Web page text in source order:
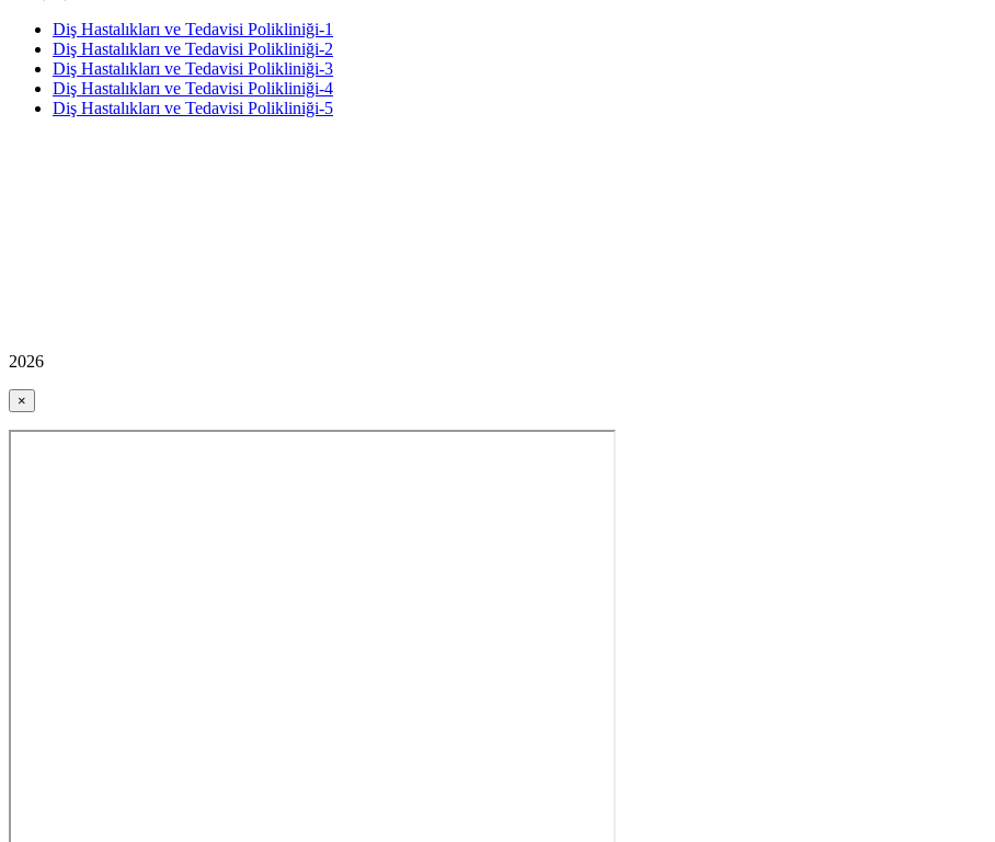
Diş Hastalıkları ve Tedavisi Polikliniği-1
Diş Hastalıkları ve Tedavisi Polikliniği-2
Diş Hastalıkları ve Tedavisi Polikliniği-3
Diş Hastalıkları ve Tedavisi Polikliniği-4
Diş Hastalıkları ve Tedavisi Polikliniği-5
2026
×